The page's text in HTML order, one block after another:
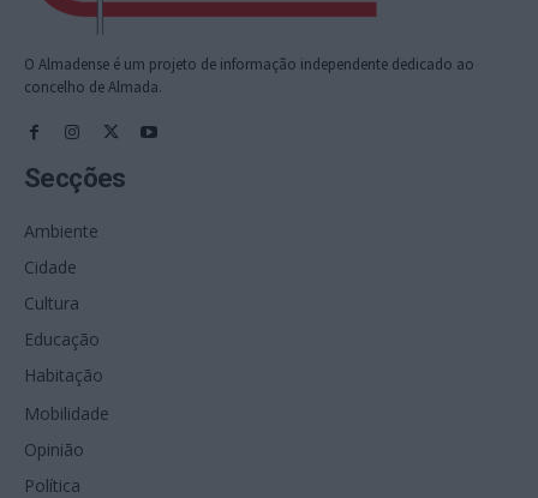
O Almadense é um projeto de informação independente dedicado ao
concelho de Almada.
Secções
Ambiente
Cidade
Cultura
Educação
Habitação
Mobilidade
Opinião
Política